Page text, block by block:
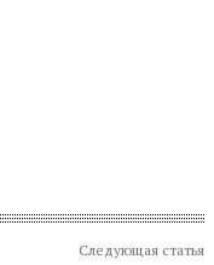
Следующая статья